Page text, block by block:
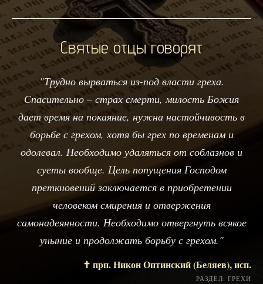
Святые отцы говорят
"Трудно вырваться из-под власти греха.
Спасительно – страх смерти, милость Божия
дает время на покаяние, нужна настойчивость в
борьбе с грехом, хотя бы грех по временам и
одолевал. Необходимо удаляться от соблазнов и
суеты вообще. Цель попущения Господом
преткновений заключается в приобретении
человеком смирения и отвержения
самонадеянности. Необходимо отвергнуть всякое
уныние и продолжать борьбу с грехом."
✝️ прп. Никон Оптинский (Беляев), исп.
РАЗДЕЛ: ГРЕХИ